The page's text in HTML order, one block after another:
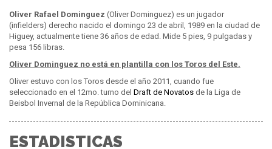
Oliver Rafael Dominguez (Oliver Dominguez) es un jugador
(infielders) derecho nacido el domingo 23 de abril, 1989 en la ciudad de
Higuey, actualmente tiene 36 años de edad. Mide 5 pies, 9 pulgadas y
pesa 156 libras.
Oliver Dominguez no está en plantilla con los Toros del Este.
Oliver estuvo con los Toros desde el año 2011, cuando fue
seleccionado en el 12mo. turno del Draft de Novatos de la Liga de
Beisbol Invernal de la República Dominicana.
ESTADISTICAS